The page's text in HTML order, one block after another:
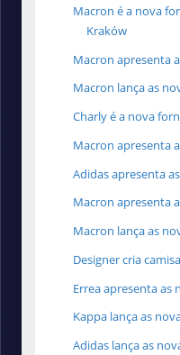
Macron é a nova
Kraków
Macron apresenta
Macron lança as
Charly é a nova
Macron apresenta
Adidas apresenta
Macron apresenta
Macron lança as
Designer cria
Errea apresenta as
Kappa lança as
Adidas lança as